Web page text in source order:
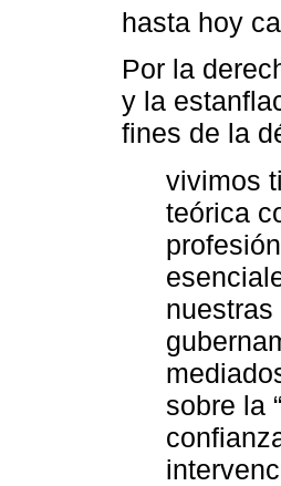
hasta hoy
Por la
y la
fines de la
vivimos
teórica
sobre la